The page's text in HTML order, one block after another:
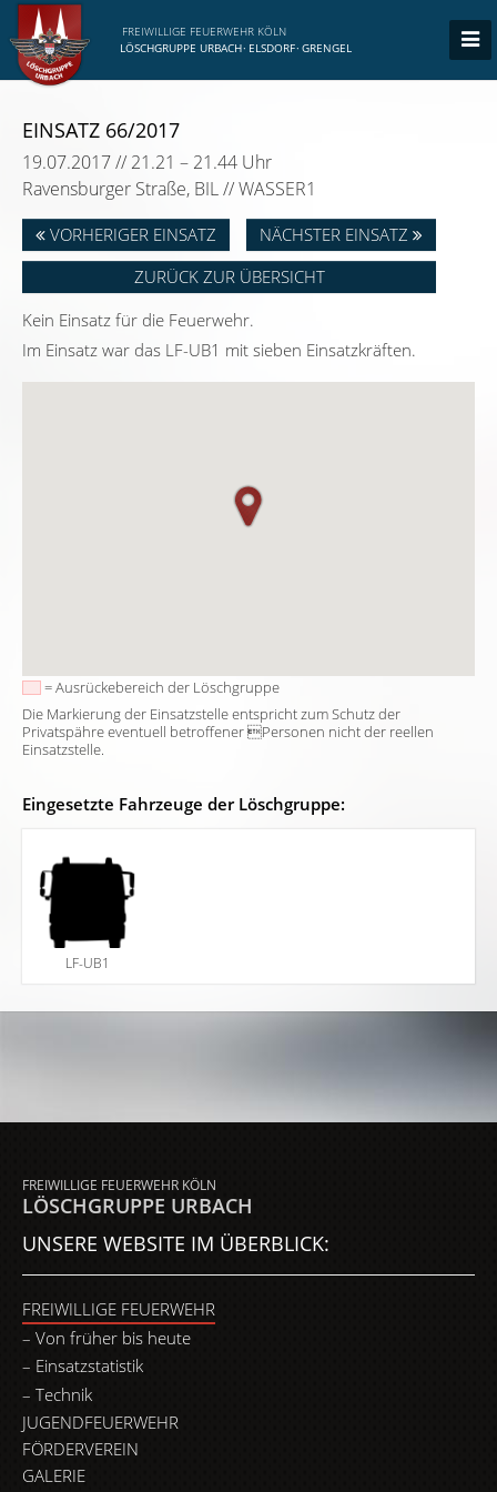
FREIWILLIGE FEUERWEHR KÖLN
LÖSCHGRUPPE URBACH· ELSDORF· GRENGEL
EINSATZ 66/2017
19.07.2017 // 21.21 – 21.44 Uhr
Ravensburger Straße, BIL // WASSER1
VORHERIGER EINSATZ
NÄCHSTER EINSATZ
ZURÜCK ZUR ÜBERSICHT
Kein Einsatz für die Feuerwehr.
Im Einsatz war das LF-UB1 mit sieben Einsatzkräften.
= Ausrückebereich der Löschgruppe
Die Markierung der Einsatzstelle entspricht zum Schutz der
Privatspähre eventuell betroffener Personen nicht der reellen
Einsatzstelle.
Eingesetzte Fahrzeuge der Löschgruppe:
LF-UB1
FREIWILLIGE FEUERWEHR KÖLN
LÖSCHGRUPPE URBACH
UNSERE WEBSITE IM ÜBERBLICK:
FREIWILLIGE FEUERWEHR
Von früher bis heute
Einsatzstatistik
Technik
JUGENDFEUERWEHR
FÖRDERVEREIN
GALERIE